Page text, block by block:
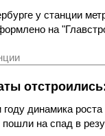
у станции
на
году динамика
на спад в